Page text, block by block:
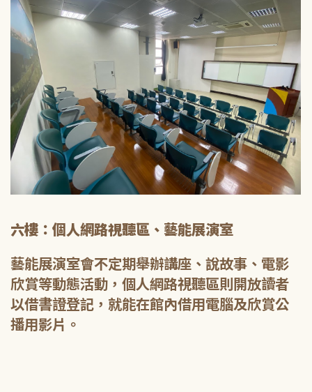
六樓：個人網路視聽區、藝能展演室
藝能展演室會不定期舉辦講座、說故事、電影
欣賞等動態活動，個人網路視聽區則開放讀者
以借書證登記，就能在館內借用電腦及欣賞公
播用影片。